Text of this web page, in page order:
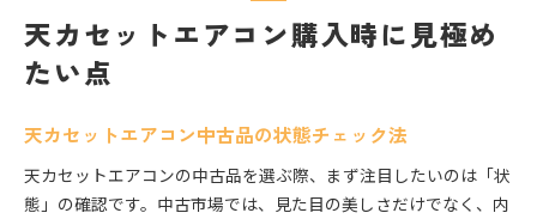
天カセットエアコン購入時に見極め
たい点
天カセットエアコン中古品の状態チェック法
天カセットエアコンの中古品を選ぶ際、まず注目したいのは「状
態」の確認です。中古市場では、見た目の美しさだけでなく、内